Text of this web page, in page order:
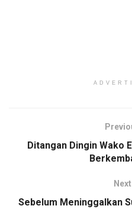
Ditangan Dingin Wako
Sebelum Meninggalkan